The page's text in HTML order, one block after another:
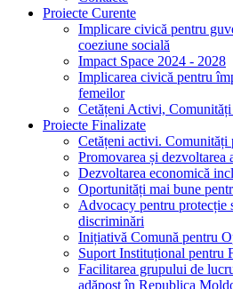
Proiecte Curente
Implicare civică pentru
coeziune socială
Impact Space 2024 - 2028
Implicarea civică pentru
femeilor
Cetățeni Activi,
Proiecte Finalizate
Cetățeni activi. Comunități
Promovarea și dezvoltarea
Dezvoltarea economică
Oportunități mai bune
Advocacy pentru protecție
discriminări
Inițiativă Comună pentru
Suport Instituțional pentru
Facilitarea grupului de
adăpost în Republica